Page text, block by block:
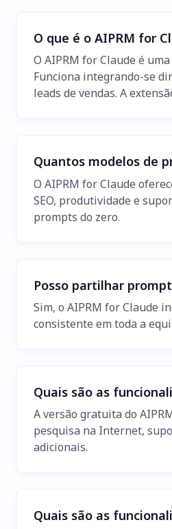
O que é o AIPRM for
O AIPRM for Claude é
Funciona integrando-se
leads de vendas. A
Quantos modelos de
O AIPRM for Claude
SEO, produtividade e
prompts do zero.
Posso partilhar
Sim, o AIPRM for Claude
consistente em toda a
Quais são as
A versão gratuita do
pesquisa na Internet,
adicionais.
Quais são as